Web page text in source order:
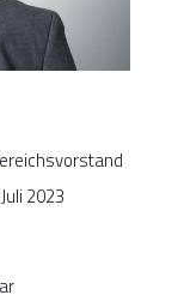
2023